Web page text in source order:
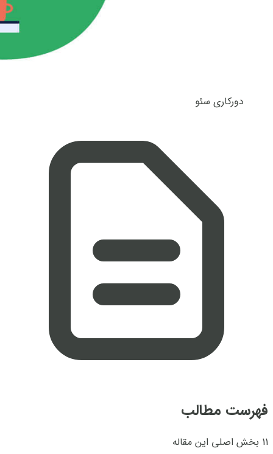
دورکاری سئو
فهرست مطالب
11 بخش اصلی این مقاله